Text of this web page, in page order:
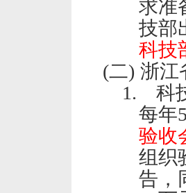
求准
技部
科技
(二) 浙江
1.
科
每年
验收
组织
告